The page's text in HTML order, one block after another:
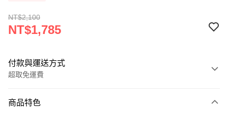
NT$2,100
NT$1,785
付款與運送方式
超取免運費
信用卡一次付款
商品特色